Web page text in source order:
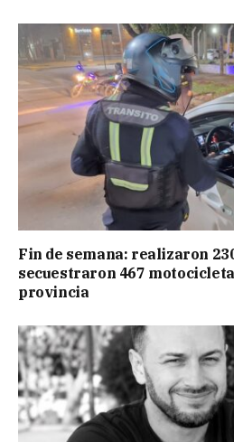
Fin de semana: realizaron
secuestraron 467
provincia